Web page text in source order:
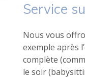
Service
Nous vous
exemple après
complète
le soir